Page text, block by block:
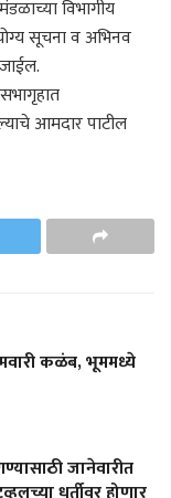
विभागीय
सूचना व अभिनव
आमदार पाटील
कळंब, भूममध्ये
जानेवारीत